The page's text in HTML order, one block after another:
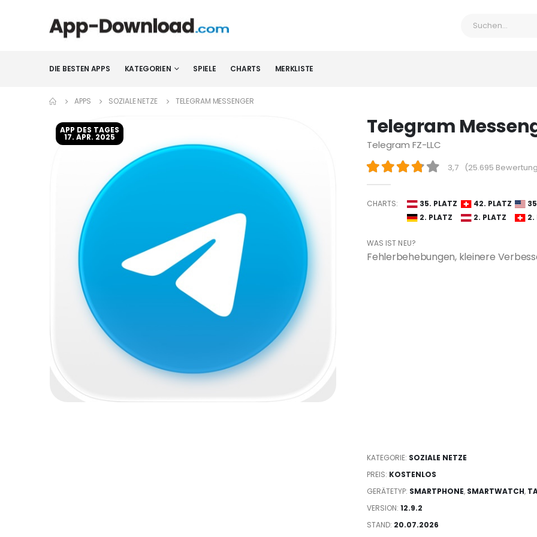
DIE BESTEN APPS KATEGORIEN SPIELE CHARTS MERKLISTE
APPS SOZIALE NETZE TELEGRAM MESSENGER
APP DES TAGES
17. APR. 2025 Telegram
Telegram FZ-LLC
3,7 (25.695
CHARTS: 35. PLATZ 42. PLATZ
2. PLATZ
2. PLATZ 2.
WAS IST NEU?
Fehlerbehebungen, kleinere
KATEGORIE: SOZIALE NETZE
PREIS: KOSTENLOS
GERÄTETYP: SMARTPHONE, SMARTWATCH,
VERSION:12.9.2
STAND: 20.07.2026